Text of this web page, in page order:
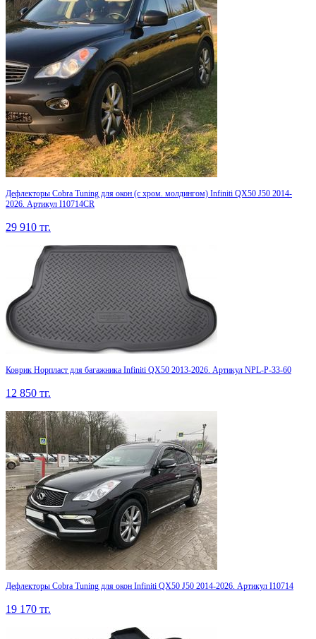
Дефлекторы Cobra Tuning для окон (c хром. молдингом) Infiniti QX50 J50 2014-
2026. Артикул I10714CR
29 910 тг.
Коврик Норпласт для багажника Infiniti QX50 2013-2026. Артикул NPL-P-33-60
12 850 тг.
Дефлекторы Cobra Tuning для окон Infiniti QX50 J50 2014-2026. Артикул I10714
19 170 тг.